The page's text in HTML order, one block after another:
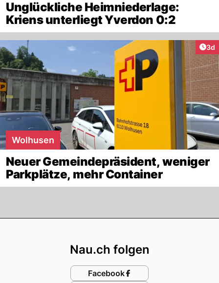
Unglückliche Heimniederlage:
Kriens unterliegt Yverdon 0:2
3d
Wolhusen
Neuer Gemeindepräsident, weniger
Parkplätze, mehr Container
Nau.ch folgen
Facebook